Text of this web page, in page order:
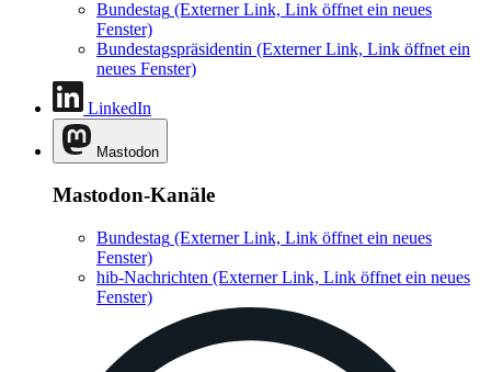
Bundestag (Externer Link, Link öffnet ein neues
Fenster)
Bundestagspräsidentin (Externer Link, Link öffnet ein
neues Fenster)
LinkedIn
Mastodon
Mastodon-Kanäle
Bundestag (Externer Link, Link öffnet ein neues
Fenster)
hib-Nachrichten (Externer Link, Link öffnet ein neues
Fenster)